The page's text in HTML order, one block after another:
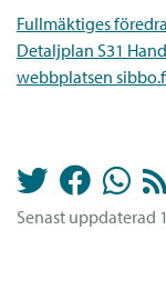
Fullmäktiges
Detaljplan S31
webbplatsen
Senast uppdaterad